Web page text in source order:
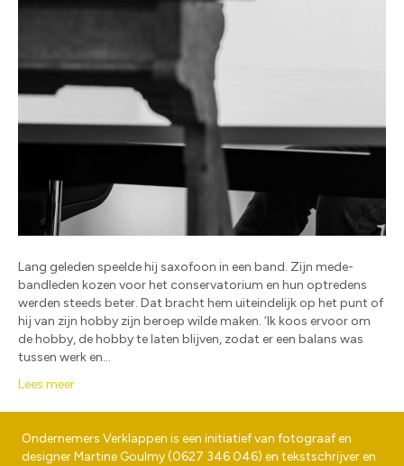
Lang geleden speelde hij saxofoon in een band. Zijn mede-
bandleden kozen voor het conservatorium en hun optredens
werden steeds beter. Dat bracht hem uiteindelijk op het punt of
hij van zijn hobby zijn beroep wilde maken. ‘Ik koos ervoor om
de hobby, de hobby te laten blijven, zodat er een balans was
tussen werk en…
Lees meer
Ondernemers Verklappen is een initiatief van fotograaf en
designerMartine Goulmy(0627 346 046) en tekstschrijver en